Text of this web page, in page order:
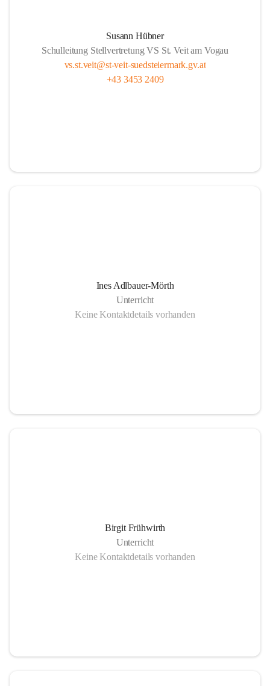
Susann Hübner
Schulleitung Stellvertretung VS St. Veit am Vogau
vs.st.veit@st-veit-suedsteiermark.gv.at
+43 3453 2409
Ines Adlbauer-Mörth
Unterricht
Keine Kontaktdetails vorhanden
Birgit Frühwirth
Unterricht
Keine Kontaktdetails vorhanden